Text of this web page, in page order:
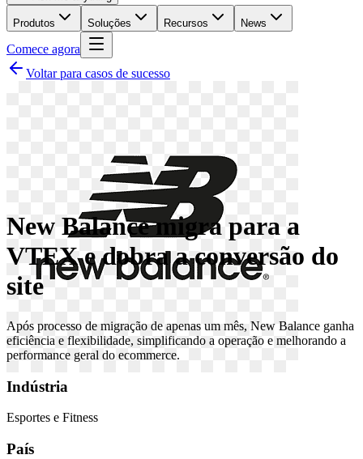
Produtos Soluções Recursos News
Comece agora
Voltar para casos de sucesso
New Balance migra para a
VTEX e dobra a conversão do
site
Após processo de migração de apenas um mês, New Balance ganha
eficiência e flexibilidade, simplificando a operação e melhorando a
performance geral do ecommerce.
Indústria
Esportes e Fitness
País